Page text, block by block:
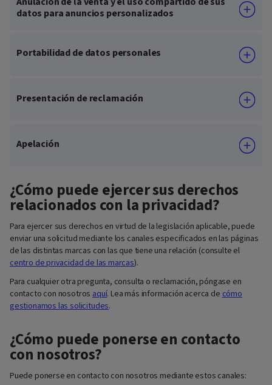
datos para anuncios personalizados
Portabilidad de datos personales
Presentación de reclamación
Apelación
¿Cómo puede ejercer sus derechos
relacionados con la privacidad?
Para ejercer sus derechos en virtud de la legislación aplicable, puede
enviar una solicitud mediante los canales especificados en las páginas
de las distintas marcas con las que tiene una relación (consulte el
centro de privacidad de las marcas).
Para cualquier otra pregunta, consulta o reclamación, póngase en
contacto con nosotros aquí. Lea más información acerca de cómo
gestionamos las solicitudes.
¿Cómo puede ponerse en contacto
con nosotros?
Puede ponerse en contacto con nosotros mediante estos canales: